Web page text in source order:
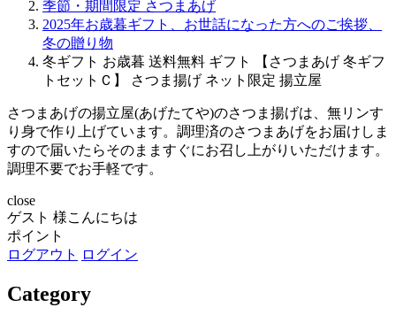
季節・期間限定 さつまあげ
2025年お歳暮ギフト、お世話になった方へのご挨拶、
冬の贈り物
冬ギフト お歳暮 送料無料 ギフト 【さつまあげ 冬ギフ
トセットＣ】 さつま揚げ ネット限定 揚立屋
さつまあげの揚立屋(あげたてや)のさつま揚げは、無リンす
り身で作り上げています。調理済のさつまあげをお届けしま
すので届いたらそのまますぐにお召し上がりいただけます。
調理不要でお手軽です。
close
ゲスト 様こんにちは
ポイント
ログアウト
ログイン
Category